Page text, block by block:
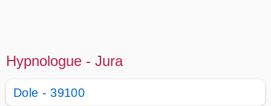
Hypnologue - Jura
Dole - 39100